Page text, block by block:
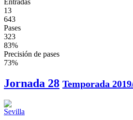
Entradas
13
643
Pases
323
83%
Precisión de pases
73%
Jornada 28 Temporada